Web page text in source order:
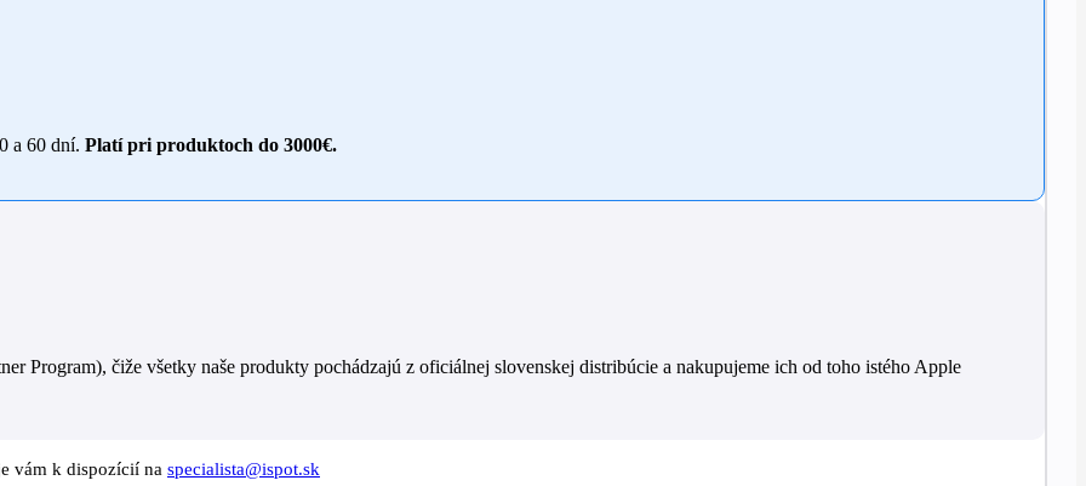
a 60 dní. Platí pri produktoch do 3000€.
Program), čiže všetky naše produkty pochádzajú z oficiálnej slovenskej distribúcie a nakupujeme ich od toho istého Apple
vám k dispozícií na specialista@ispot.sk